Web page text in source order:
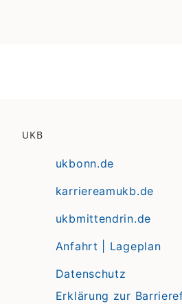
UKB
ukbonn.de
karriereamukb.de
ukbmittendrin.de
Anfahrt | Lageplan
Datenschutz
Erklärung zur